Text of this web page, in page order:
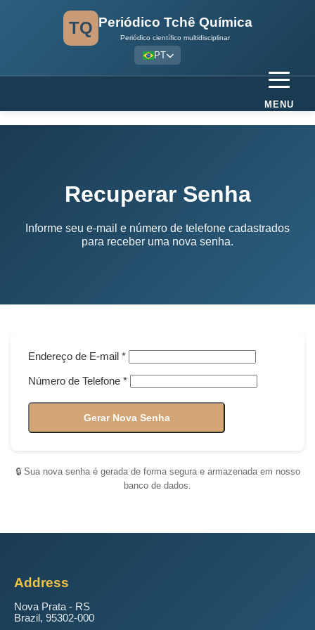
TQ Periódico Tchê Química
Periódico científico multidisciplinar
PT
MENU
Recuperar Senha
Informe seu e-mail e número de telefone cadastrados
para receber uma nova senha.
Endereço de E-mail *
Número de Telefone *
Gerar Nova Senha
🔒 Sua nova senha é gerada de forma segura e armazenada em nosso
banco de dados.
Address
Nova Prata - RS
Brazil, 95302-000